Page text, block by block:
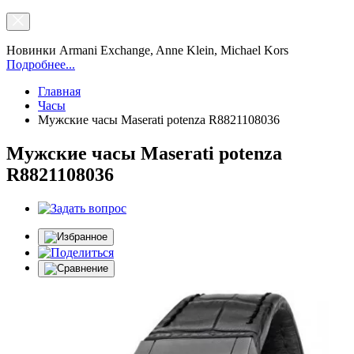
Новинки Armani Exchange, Anne Klein, Michael Kors
Подробнее...
Главная
Часы
Мужские часы Maserati potenza R8821108036
Мужские часы Maserati potenza
R8821108036